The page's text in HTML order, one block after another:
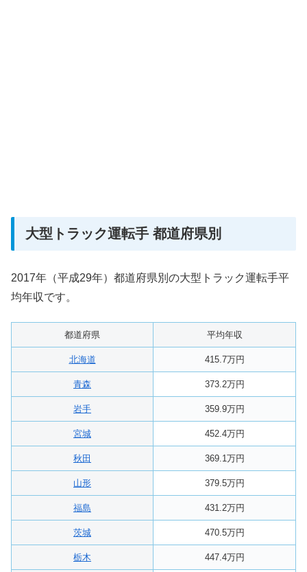
大型トラック運転手 都道府県別
2017年（平成29年）都道府県別の大型トラック運転手平
均年収です。
都道府県 平均年収
北海道 415.7万円
青森 373.2万円
岩手 359.9万円
宮城 452.4万円
秋田 369.1万円
山形 379.5万円
福島 431.2万円
茨城 470.5万円
栃木 447.4万円